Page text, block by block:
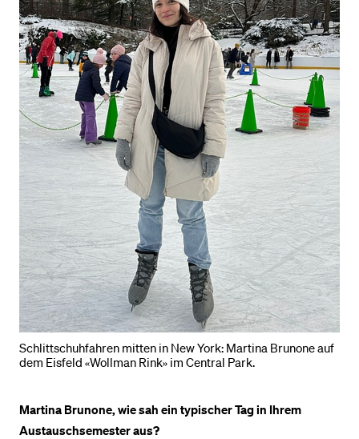
Schlittschuhfahren mitten in New York: Martina Brunone auf
dem Eisfeld «Wollman Rink» im Central Park.
Martina Brunone, wie sah ein typischer Tag in Ihrem
Austauschsemester aus?